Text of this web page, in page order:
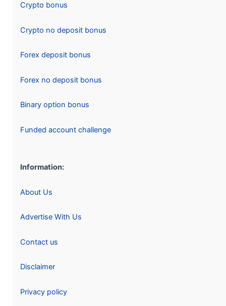
Crypto bonus
Crypto no deposit bonus
Forex deposit bonus
Forex no deposit bonus
Binary option bonus
Funded account challenge
Information:
About Us
Advertise With Us
Contact us
Disclaimer
Privacy policy